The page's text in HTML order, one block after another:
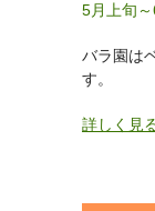
5月上旬
バラ園は
す。
詳しく見